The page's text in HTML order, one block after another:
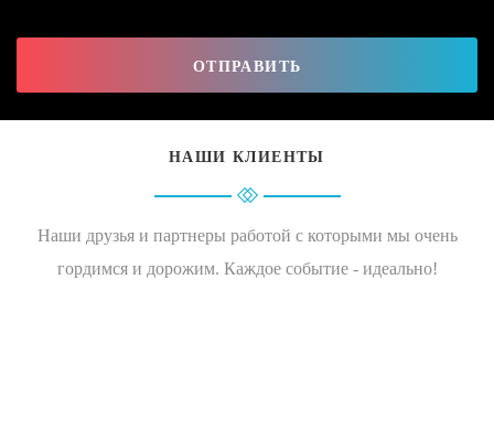
ОТПРАВИТЬ
НАШИ КЛИЕНТЫ
Наши друзья и партнеры работой с которыми мы очень
гордимся и дорожим. Каждое событие - идеально!